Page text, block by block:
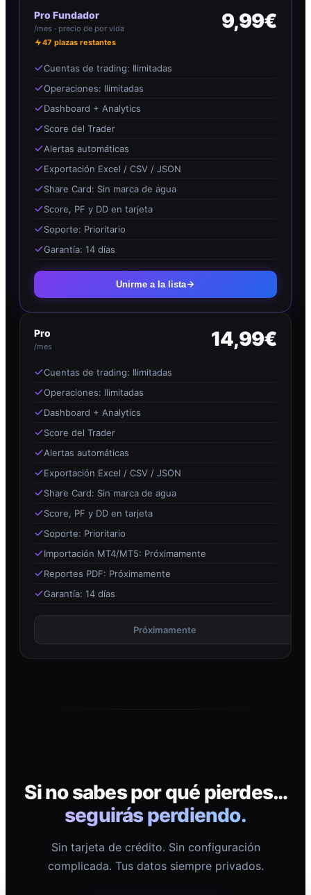
Pro Fundador
/mes · precio de por vida
47 plazas restantes
9,99€
Cuentas de trading: Ilimitadas
Operaciones: Ilimitadas
Dashboard + Analytics
Score del Trader
Alertas automáticas
Exportación Excel / CSV / JSON
Share Card: Sin marca de agua
Score, PF y DD en tarjeta
Soporte: Prioritario
Garantía: 14 días
Unirme a la lista
Pro
/mes 14,99€
Cuentas de trading: Ilimitadas
Operaciones: Ilimitadas
Dashboard + Analytics
Score del Trader
Alertas automáticas
Exportación Excel / CSV / JSON
Share Card: Sin marca de agua
Score, PF y DD en tarjeta
Soporte: Prioritario
Importación MT4/MT5: Próximamente
Reportes PDF: Próximamente
Garantía: 14 días
Próximamente
Si no sabes por qué pierdes…
seguirás perdiendo.
Sin tarjeta de crédito. Sin configuración
complicada. Tus datos siempre privados.